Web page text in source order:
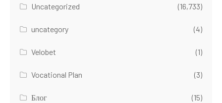
Uncategorized (16,733)
uncategory (4)
Velobet (1)
Vocational Plan (3)
Блог (15)